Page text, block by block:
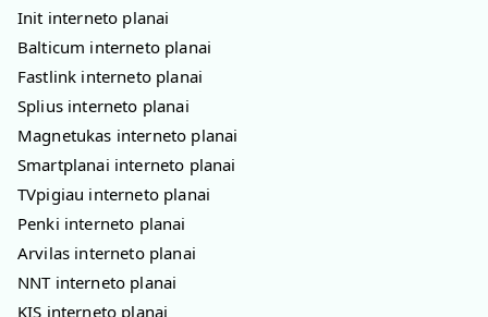
Init interneto planai
Balticum interneto planai
Fastlink interneto planai
Splius interneto planai
Magnetukas interneto planai
Smartplanai interneto planai
TVpigiau interneto planai
Penki interneto planai
Arvilas interneto planai
NNT interneto planai
KIS interneto planai